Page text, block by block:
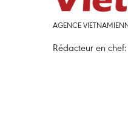
AGENCE
Rédacteur en